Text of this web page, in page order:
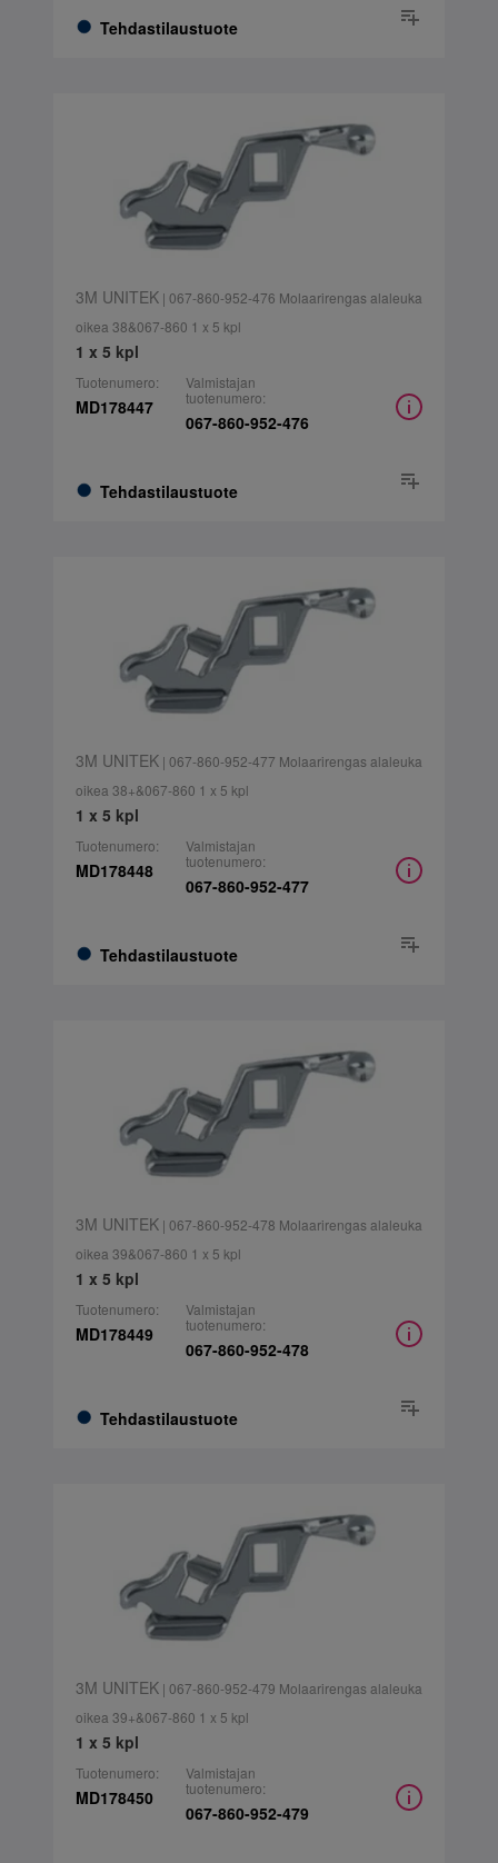
Tehdastilaustuote
3M UNITEK| 067-860-952-476 Molaarirengas alaleuka
oikea 38&067-860 1 x 5 kpl
1 x 5 kpl
Tuotenumero:
MD178447
Tehdastilaustuote
Valmistajan
tuotenumero:
067-860-952-476
3M UNITEK| 067-860-952-477 Molaarirengas alaleuka
oikea 38+&067-860 1 x 5 kpl
1 x 5 kpl
Tuotenumero:
MD178448
Tehdastilaustuote
Valmistajan
tuotenumero:
067-860-952-477
3M UNITEK| 067-860-952-478 Molaarirengas alaleuka
oikea 39&067-860 1 x 5 kpl
1 x 5 kpl
Tuotenumero:
MD178449
Tehdastilaustuote
Valmistajan
tuotenumero:
067-860-952-478
3M UNITEK| 067-860-952-479 Molaarirengas alaleuka
oikea 39+&067-860 1 x 5 kpl
1 x 5 kpl
Tuotenumero:
MD178450
Valmistajan
tuotenumero:
067-860-952-479